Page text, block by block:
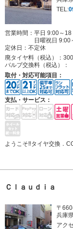
TEL:
営業時間：平日 9:00～18
日曜祝日 9:00
定休日： 不定休
廃タイヤ料（税込）：
バルブ交換料（税込）：
取付・対応可能項目：
支払・サービス：
ようこそ‼タイヤ交換．
Ｃｌａｕｄｉａ
〒
兵庫
アク